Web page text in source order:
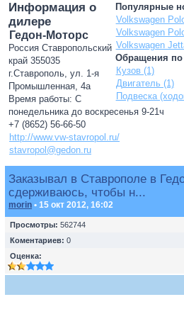
Популярные
Volkswagen
Volkswagen
Volkswagen
Обращения по
Кузов (1)
Двигатель (1)
Подвеска
Информация о
дилере
Гедон-Моторс
Россия Ставропольский
край 355035
г.Ставрополь, ул. 1-я
Промышленная, 4а
Время работы: С
понедельника до воскресенья 9-21ч
+7 (8652) 56-66-50
http://www.vw-stavropol.ru/
stavropol@gedon.ru
Заказывал в Ставрополе в
сдерживаюсь, чтобы н...
morin • 15 окт 2012, 16:02
Просмотры: 562744
Коментариев: 0
Оценка: